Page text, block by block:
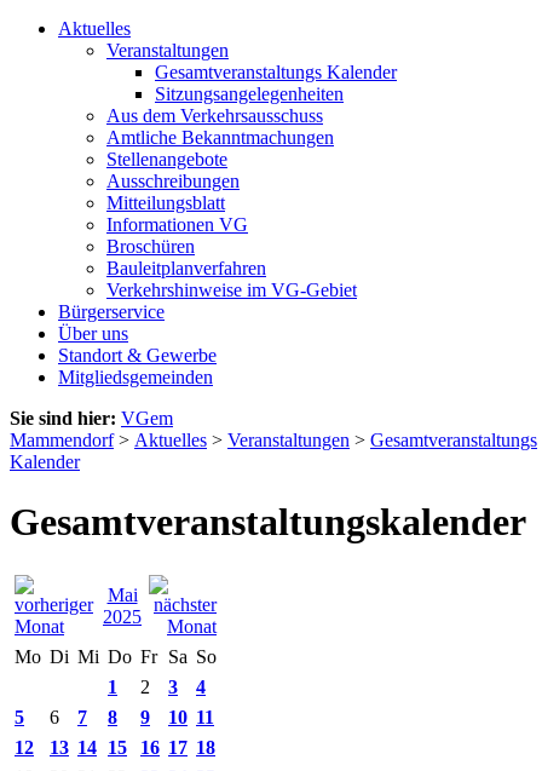
Aktuelles
Veranstaltungen
Gesamtveranstaltungs Kalender
Sitzungsangelegenheiten
Aus dem Verkehrsausschuss
Amtliche Bekanntmachungen
Stellenangebote
Ausschreibungen
Mitteilungsblatt
Informationen VG
Broschüren
Bauleitplanverfahren
Verkehrshinweise im VG-Gebiet
Bürgerservice
Über uns
Standort & Gewerbe
Mitgliedsgemeinden
Sie sind hier: VGem
Mammendorf> Aktuelles > Veranstaltungen > Gesamtveranstaltungs
Kalender
Gesamtveranstaltungskalender
Mai
2025
Mo Di Mi Do Fr Sa So
1
2 3
4
5
6 7 8 9 10 11
12
13 14 15 16 17 18